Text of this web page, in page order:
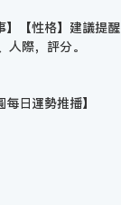
【性格】建議提醒
際，評分。
每日運勢推播】